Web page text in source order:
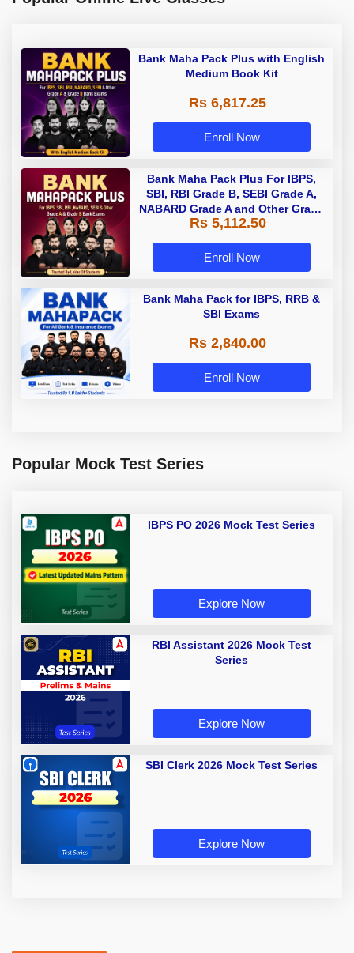
Bank Maha Pack Plus with English
Medium Book Kit
Rs 6,817.25
Enroll Now
Bank Maha Pack Plus For IBPS,
SBI, RBI Grade B, SEBI Grade A,
NABARD Grade A and Other Grade
A & Grade B Bank Exams
Rs 5,112.50
Enroll Now
Bank Maha Pack for IBPS, RRB &
SBI Exams
Rs 2,840.00
Enroll Now
Popular Mock Test Series
IBPS PO 2026 Mock Test Series
Explore Now
RBI Assistant 2026 Mock Test
Series
Explore Now
SBI Clerk 2026 Mock Test Series
Explore Now